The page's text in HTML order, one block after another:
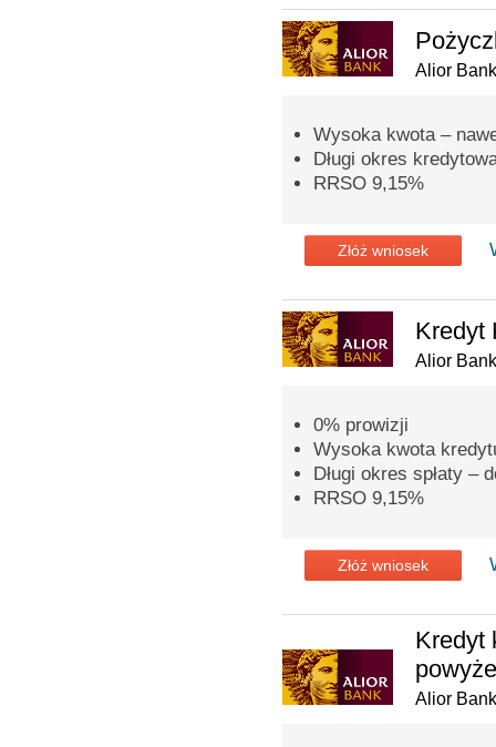
Alior Bank
Wysoka kwota –
Długi okres
RRSO 9,15%
Złóż wniosek
Kredyt
Alior Bank
0% prowizji
Wysoka kwota
Długi okres spłaty –
RRSO 9,15%
Złóż wniosek
Kredyt
Alior Bank